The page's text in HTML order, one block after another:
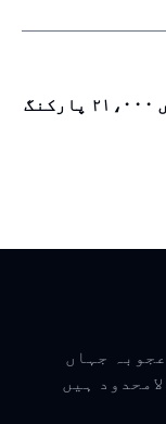
دبئی میں سالک نظام میں ۲۱،۰۰۰ پارکنگ
جہاں
ہیں